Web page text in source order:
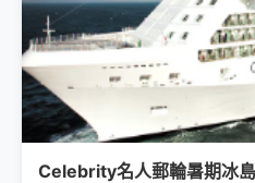
Celebrity名人郵輪暑期冰